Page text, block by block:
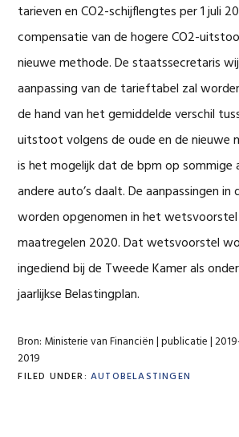
tarieven en CO2-schijflengtes per 1 juli
compensatie van de hogere CO2-
nieuwe methode. De staatssecretaris
aanpassing van de tarieftabel zal
de hand van het gemiddelde verschil
uitstoot volgens de oude en de nieuwe
is het mogelijk dat de bpm op sommige
andere auto’s daalt. De aanpassingen in
worden opgenomen in het wetsvoorstel
maatregelen 2020. Dat wetsvoorstel
ingediend bij de Tweede Kamer als
jaarlijkse Belastingplan.
Bron: Ministerie van Financiën | publicatie |
2019
FILED UNDER: AUTOBELASTINGEN